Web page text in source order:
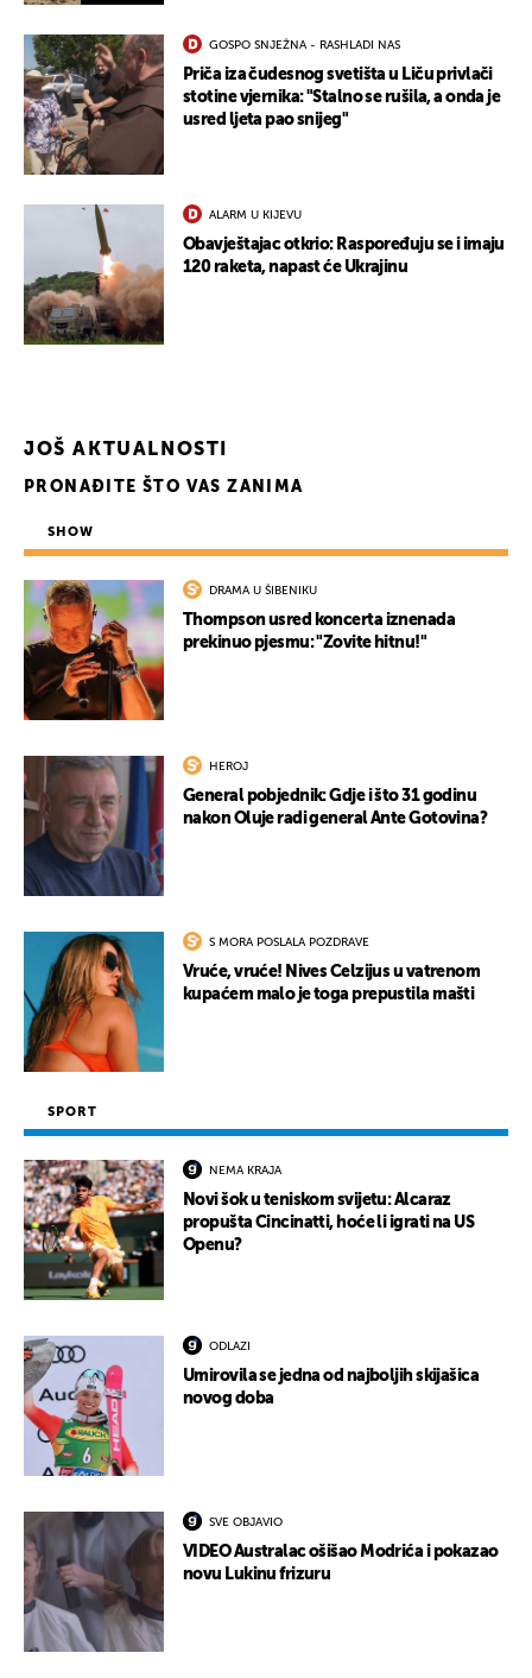
GOSPO SNJEŽNA - RASHLADI NAS
Priča iza čudesnog svetišta u Liču privlači
stotine vjernika: "Stalno se rušila, a onda je
usred ljeta pao snijeg"
ALARM U KIJEVU
Obavještajac otkrio: Raspoređuju se i imaju
120 raketa, napast će Ukrajinu
JOŠ AKTUALNOSTI
PRONAĐITE ŠTO VAS ZANIMA
SHOW
DRAMA U ŠIBENIKU
Thompson usred koncerta iznenada
prekinuo pjesmu: "Zovite hitnu!"
HEROJ
General pobjednik: Gdje i što 31 godinu
nakon Oluje radi general Ante Gotovina?
S MORA POSLALA POZDRAVE
Vruće, vruće! Nives Celzijus u vatrenom
kupaćem malo je toga prepustila mašti
SPORT
NEMA KRAJA
Novi šok u teniskom svijetu: Alcaraz
propušta Cincinatti, hoće li igrati na US
Openu?
ODLAZI
Umirovila se jedna od najboljih skijašica
novog doba
SVE OBJAVIO
VIDEO Australac ošišao Modrića i pokazao
novu Lukinu frizuru
UKLJUČITE NOTIFIKACIJE